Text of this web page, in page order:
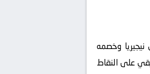
نيجيريا وخصمه
على النقاط